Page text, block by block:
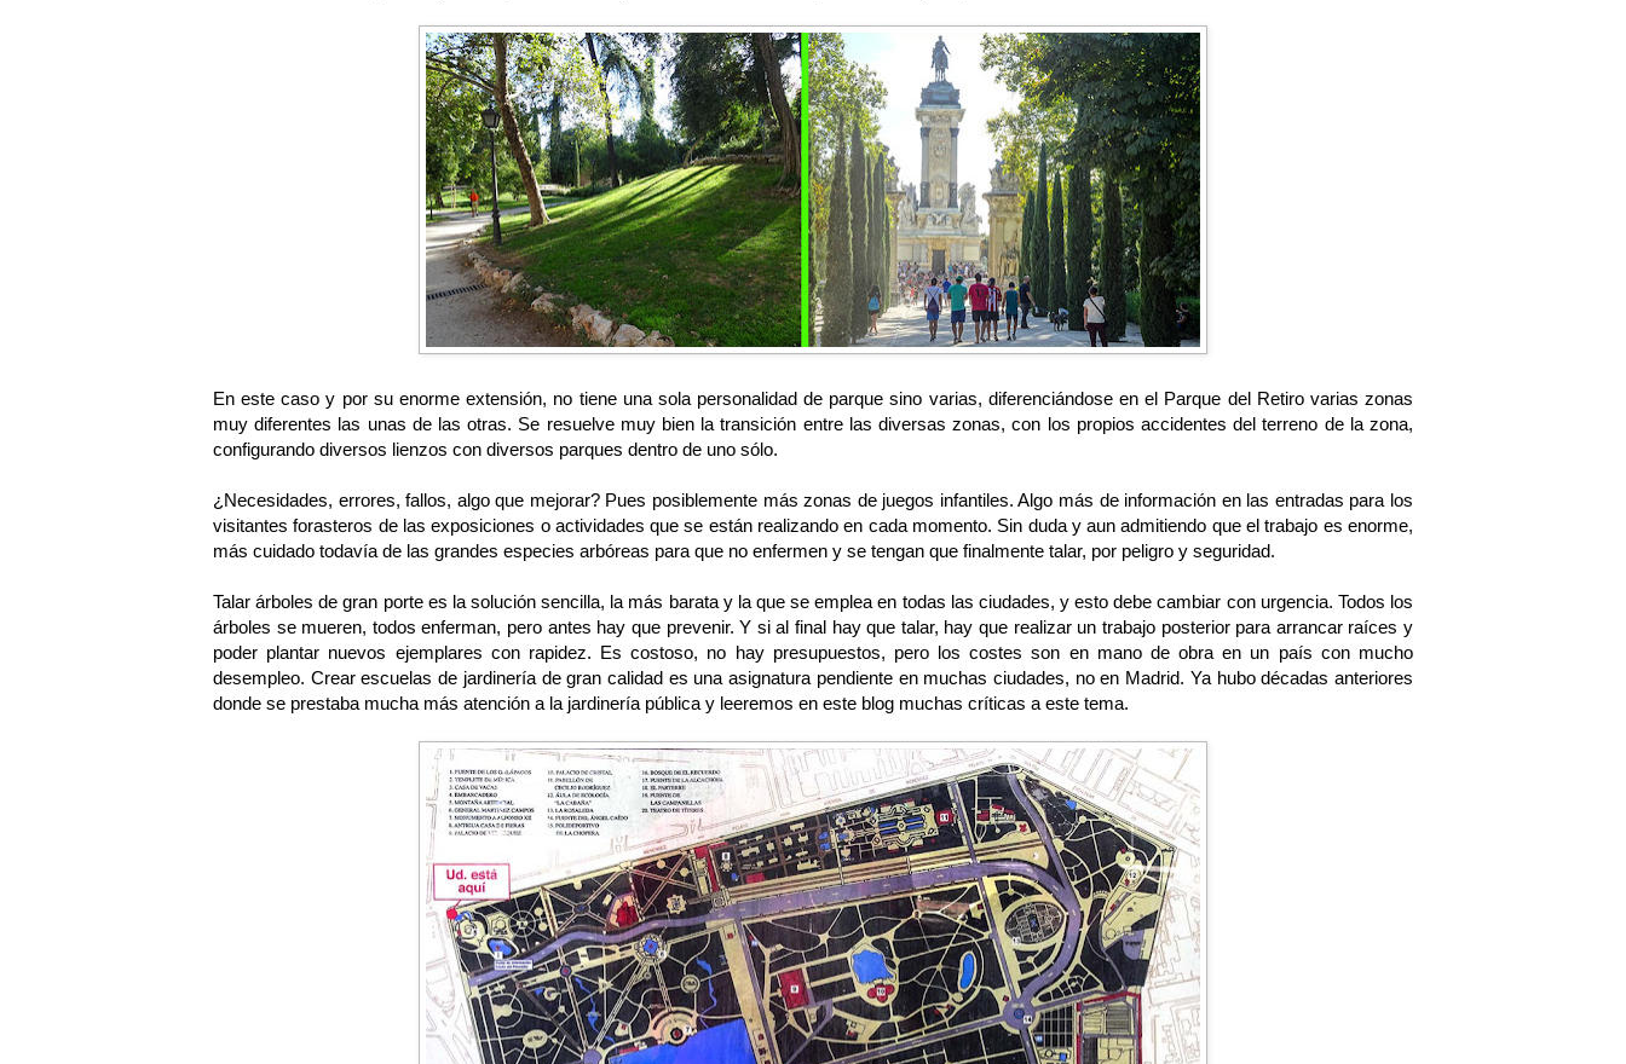
En este caso y por su enorme extensión, no tiene una sola personalidad de parque sino varias, diferenciándose en el Parque del Retiro varias zonas
muy diferentes las unas de las otras. Se resuelve muy bien la transición entre las diversas zonas, con los propios accidentes del terreno de la zona,
configurando diversos lienzos con diversos parques dentro de uno sólo.
¿Necesidades, errores, fallos, algo que mejorar? Pues posiblemente más zonas de juegos infantiles. Algo más de información en las entradas para los
visitantes forasteros de las exposiciones o actividades que se están realizando en cada momento. Sin duda y aun admitiendo que el trabajo es enorme,
más cuidado todavía de las grandes especies arbóreas para que no enfermen y se tengan que finalmente talar, por peligro y seguridad.
Talar árboles de gran porte es la solución sencilla, la más barata y la que se emplea en todas las ciudades, y esto debe cambiar con urgencia. Todos los
árboles se mueren, todos enferman, pero antes hay que prevenir. Y si al final hay que talar, hay que realizar un trabajo posterior para arrancar raíces y
poder plantar nuevos ejemplares con rapidez. Es costoso, no hay presupuestos, pero los costes son en mano de obra en un país con mucho
desempleo. Crear escuelas de jardinería de gran calidad es una asignatura pendiente en muchas ciudades, no en Madrid. Ya hubo décadas anteriores
donde se prestaba mucha más atención a la jardinería pública y leeremos en este blog muchas críticas a este tema.